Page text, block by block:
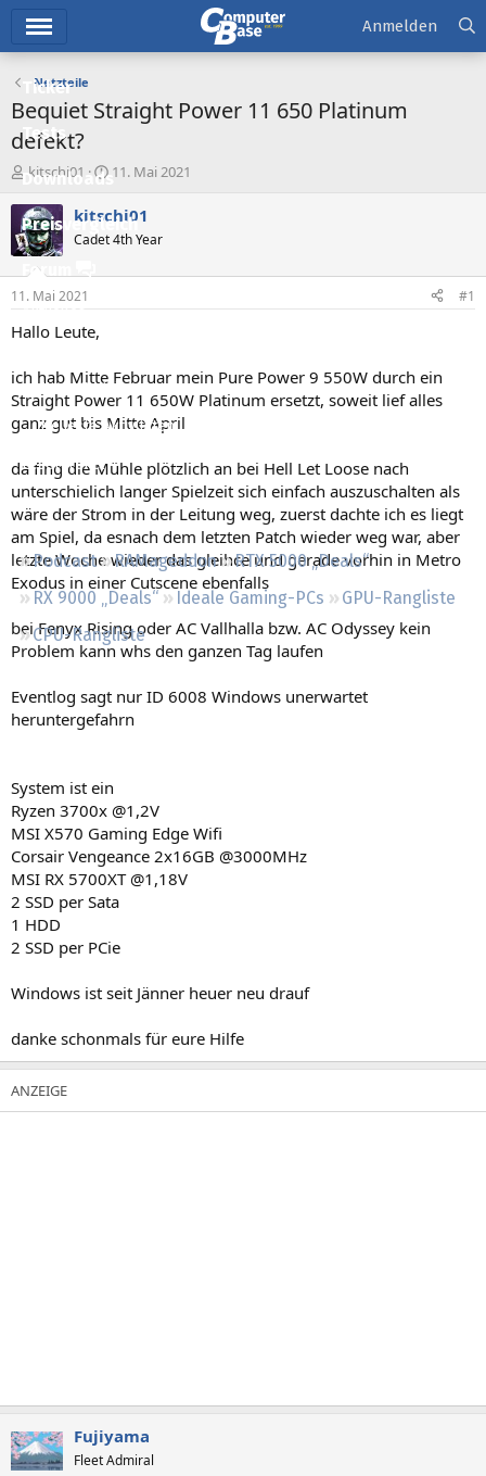
Ticker
Tests
Downloads
Preisvergleich
Forum
Aktuelles
Neue Beiträge
Neueste Aktivitäten
Leserartikel
Regeln
Podcast RAMageddon
RTX 5000 „Deals“
RX 9000 „Deals“
Ideale Gaming-PCs
GPU-Rangliste
CPU-Rangliste
Anmelden
Netzteile
Bequiet Straight Power 11 650 Platinum
defekt?
E
r
s
t
e
e
r
kitschi01
E
r
s
e
t
11. Mai 2021
kitschi01
Cadet 4th Year
11. Mai 2021 #1
Hallo Leute,
ich hab Mitte Februar mein Pure Power 9 550W durch ein
Straight Power 11 650W Platinum ersetzt, soweit lief alles
ganz gut bis Mitte April
da fing die Mühle plötzlich an bei Hell Let Loose nach
unterschielich langer Spielzeit sich einfach auszuschalten als
wäre der Strom in der Leitung weg, zuerst dachte ich es liegt
am Spiel, da esnach dem letzten Patch wieder weg war, aber
letzte Woche wieder das gleihce und gerade vorhin in Metro
Exodus in einer Cutscene ebenfalls
bei Fenyx Rising oder AC Vallhalla bzw. AC Odyssey kein
Problem kann whs den ganzen Tag laufen
Eventlog sagt nur ID 6008 Windows unerwartet
heruntergefahrn
System ist ein
Ryzen 3700x @1,2V
MSI X570 Gaming Edge Wifi
Corsair Vengeance 2x16GB @3000MHz
MSI RX 5700XT @1,18V
2 SSD per Sata
1 HDD
2 SSD per PCie
Windows ist seit Jänner heuer neu drauf
danke schonmals für eure Hilfe
Fujiyama
Fleet Admiral